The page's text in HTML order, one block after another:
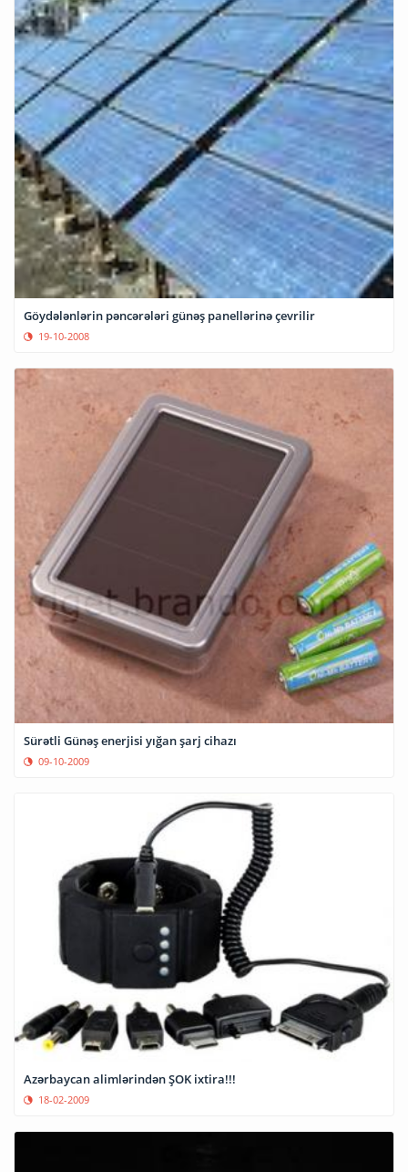
Göydələnlərin pəncərələri günəş panellərinə çevrilir
19-10-2008
Sürətli Günəş enerjisi yığan şarj cihazı
09-10-2009
Azərbaycan alimlərindən ŞOK ixtira!!!
18-02-2009